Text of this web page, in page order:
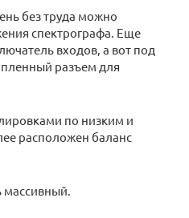
без труда можно
спектрографа. Еще
входов, а вот под
разъем для
по низким и
расположен баланс
массивный.